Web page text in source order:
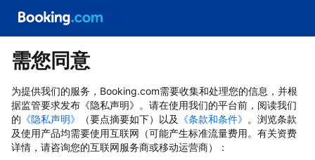
需您同意
为提供我们的服务，Booking.com需要收集和处理您的信息，并根
据监管要求发布《隐私声明》。请在使用我们的平台前，阅读我们
的 《隐私声明》 （要点摘要如下）以及 《条款和条件》 。浏览条款
及使用产品均需要使用互联网（可能产生标准流量费用。有关资费
详情，请咨询您的互联网服务商或移动运营商）：